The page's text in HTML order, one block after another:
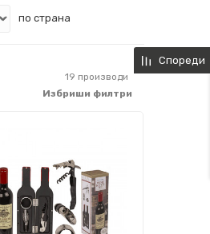
по страна
19 производи
Избриши филтри
Спореди